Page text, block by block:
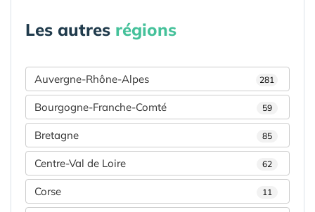
Les autres régions
Auvergne-Rhône-Alpes 281
Bourgogne-Franche-Comté 59
Bretagne 85
Centre-Val de Loire 62
Corse 11